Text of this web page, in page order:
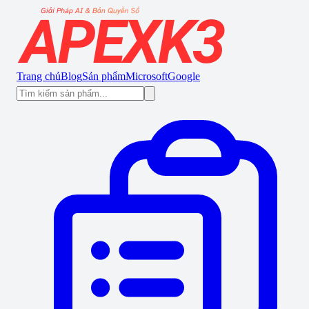
Trang chủBlogSản phẩmMicrosoftGoogle